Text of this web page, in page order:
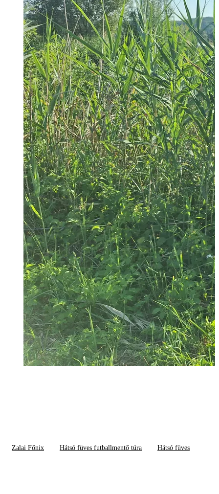
Zalai Főnix Hátsó füves futballmentő túra Hátsó füves